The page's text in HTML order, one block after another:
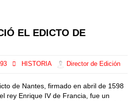
EL EDICTO DE
HISTORIA Director de Edición
de Nantes, firmado en abril de 1598
rey Enrique IV de Francia, fue un